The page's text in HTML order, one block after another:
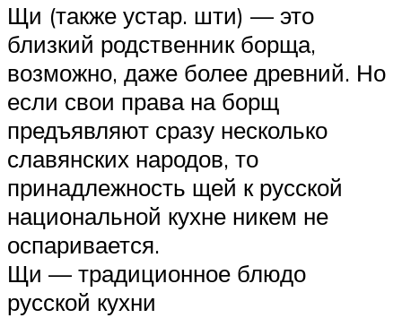
Щи (также устар. шти) — это
близкий родственник борща,
возможно, даже более древний. Но
если свои права на борщ
предъявляют сразу несколько
славянских народов, то
принадлежность щей к русской
национальной кухне никем не
оспаривается.
Щи — традиционное блюдо
русской кухни